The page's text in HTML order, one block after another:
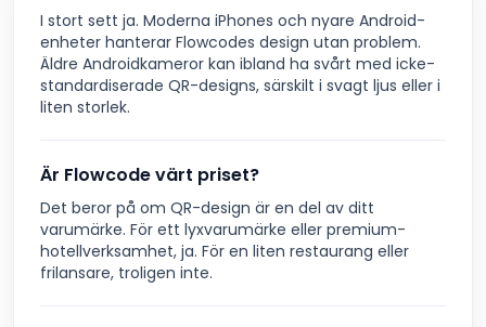
I stort sett ja. Moderna iPhones och nyare Android-
enheter hanterar Flowcodes design utan problem.
Äldre Androidkameror kan ibland ha svårt med icke-
standardiserade QR-designs, särskilt i svagt ljus eller i
liten storlek.
Är Flowcode värt priset?
Det beror på om QR-design är en del av ditt
varumärke. För ett lyxvarumärke eller premium-
hotellverksamhet, ja. För en liten restaurang eller
frilansare, troligen inte.